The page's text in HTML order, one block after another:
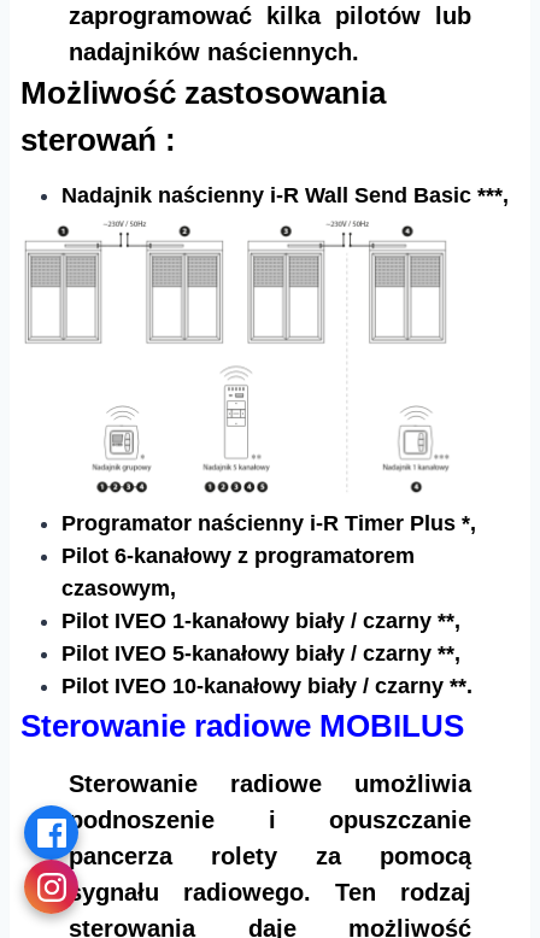
zaprogramować kilka pilotów lub
nadajników naściennych.
Możliwość zastosowania
sterowań :
Nadajnik naścienny i-R Wall Send Basic ***,
Programator naścienny i-R Timer Plus *,
Pilot 6-kanałowy z programatorem
czasowym,
Pilot IVEO 1-kanałowy biały / czarny **,
Pilot IVEO 5-kanałowy biały / czarny **,
Pilot IVEO 10-kanałowy biały / czarny **.
Sterowanie radiowe MOBILUS
Sterowanie radiowe umożliwia
podnoszenie i opuszczanie
pancerza rolety za pomocą
sygnału radiowego. Ten rodzaj
sterowania daje możliwość